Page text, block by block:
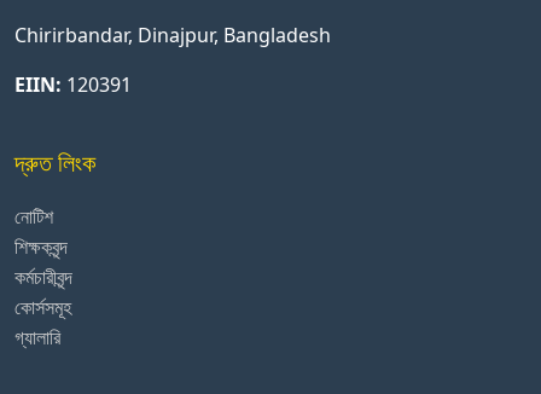
Chirirbandar, Dinajpur, Bangladesh
EIIN: 120391
দ্রুত লিংক
নোটিশ
শিক্ষকবৃন্দ
কর্মচারীবৃন্দ
কোর্সসমূহ
গ্যালারি